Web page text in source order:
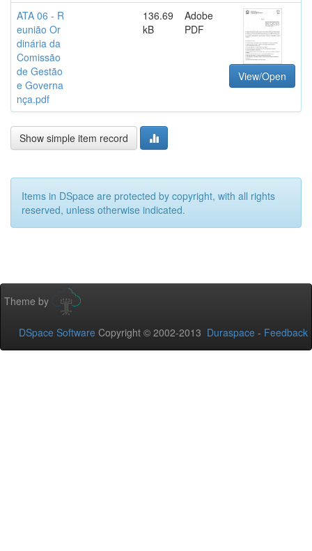
ATA 06 - R
eunião Or
dinária da
Comissão
de Gestão
e Governa
nça.pdf
136.69
kB
Adobe
PDF
View/Open
Show simple item record
Items in DSpace are protected by copyright, with all rights
reserved, unless otherwise indicated.
Theme by
DSpace Software Copyright © 2002-2013 Duraspace - Feedback